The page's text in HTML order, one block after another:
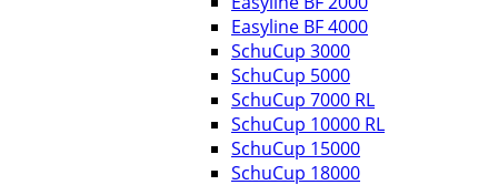
Easyline BF 4000
SchuCup 3000
SchuCup 5000
SchuCup 7000 RL
SchuCup 10000 RL
SchuCup 15000
SchuCup 18000